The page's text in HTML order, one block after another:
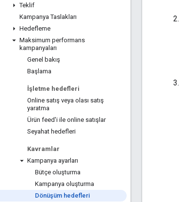
Teklif
Kampanya Taslakları
Hedefleme
Maksimum performans
kampanyaları
Genel bakış
Başlama
İşletme hedefleri
Online satış veya olası satış
yaratma
Ürün feed'i ile online satışlar
Seyahat hedefleri
Kavramlar
Kampanya ayarları
Bütçe oluşturma
Kampanya oluşturma
Dönüşüm hedefleri